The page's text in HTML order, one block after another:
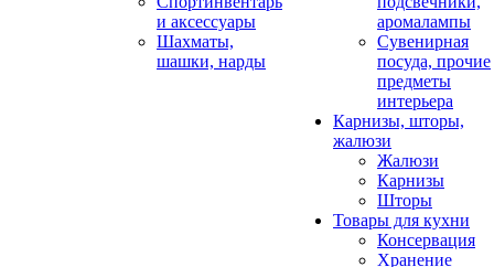
и аксессуары
Шахматы,
шашки, нарды
аромалампы
Сувенирная
посуда, прочие
предметы
интерьера
Карнизы, шторы,
жалюзи
Жалюзи
Карнизы
Шторы
Товары для кухни
Консервация
Хранение